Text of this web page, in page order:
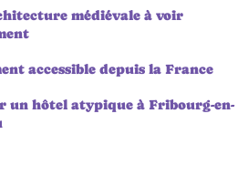
médiévale à voir
accessible depuis la France
un hôtel atypique à Fribourg-en-